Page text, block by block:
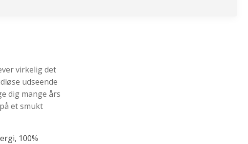
virkelig det
udseende
dig mange års
et smukt
100%